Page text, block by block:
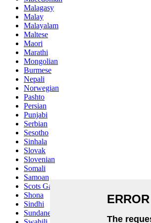
Malagasy
Malay
Malayalam
Maltese
Maori
Marathi
Mongolian
Burmese
Nepali
Norwegian
Pashto
Persian
Punjabi
Serbian
Sesotho
Sinhala
Slovak
Slovenian
Somali
Samoan
Scots Gaelic
Shona
Sindhi
Sundanese